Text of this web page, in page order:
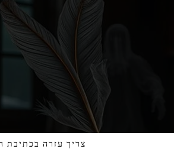
צריך עזרה בכתיבת